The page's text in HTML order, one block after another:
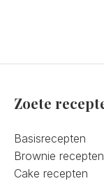
Zoete
Basisrecepten
Brownie recepten
Cake recepten